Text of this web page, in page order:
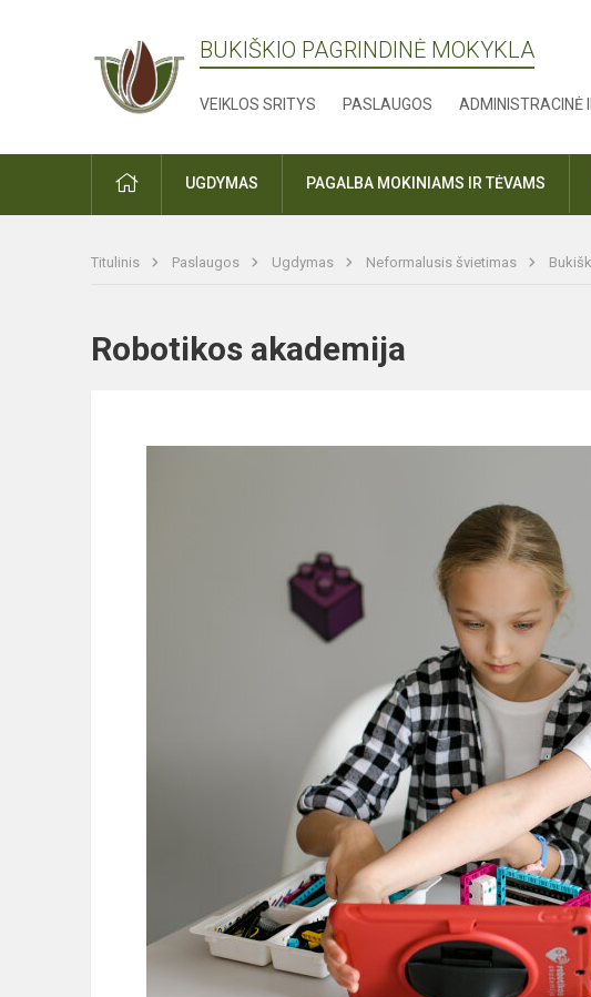
BUKIŠKIO PAGRINDINĖ MOKYKLA
VEIKLOS SRITYS PASLAUGOS ADMINISTRACINĖ
PRADŽIAUGDYMAS PAGALBA MOKINIAMS IR TĖVAMS
Titulinis Paslaugos Ugdymas Neformalusis švietimas
Robotikos akademija